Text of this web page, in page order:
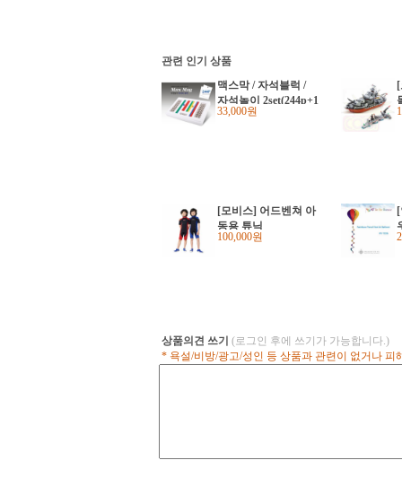
관련 인기 상품
맥스막 / 자석블럭 /
자석놀이 2set(244p+1
10p)
33,000원
[모비스] 어드벤쳐 아
동용 튜닉
100,000원
상품의견 쓰기 (로그인 후에 쓰기가 가능합니다.)
* 욕설/비방/광고/성인 등 상품과 관련이 없거나